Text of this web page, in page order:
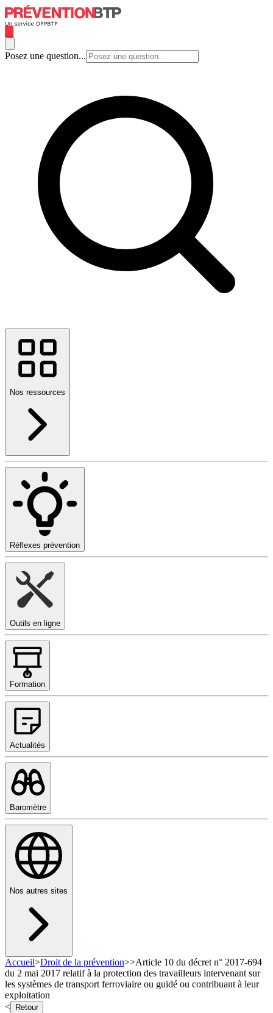
Posez une question...
Nos ressources
Réflexes prévention
Outils en ligne
Formation
Actualités
Baromètre
Nos autres sites
Accueil>Droit de la prévention>>Article 10 du décret n° 2017-694
du 2 mai 2017 relatif à la protection des travailleurs intervenant sur
les systèmes de transport ferroviaire ou guidé ou contribuant à leur
exploitation
<
Retour